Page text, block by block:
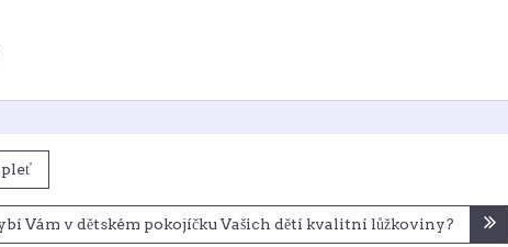
pleť
Vám v dětském pokojíčku Vašich dětí kvalitní lůžkoviny?